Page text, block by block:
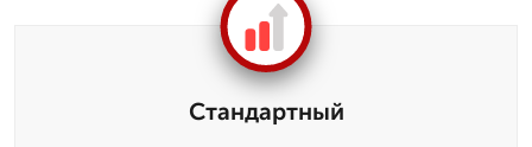
Стандартный